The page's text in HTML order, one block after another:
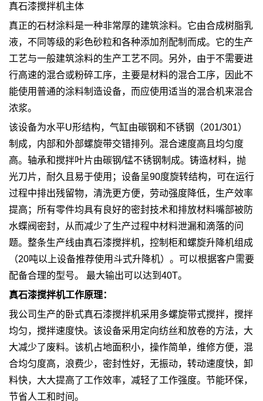
真石漆搅拌机主体
真正的石材涂料是一种非常厚的建筑涂料。它由合成树脂乳
液，不同等级的彩色砂粒和各种添加剂配制而成。它的生产
工艺与一般建筑涂料的生产工艺不同。另外，由于不需要进
行高速的混合或粉碎工序，主要是材料的混合工序，因此不
能使用普通的涂料制造设备，而应使用适当的混合机来混合
浓浆。
该设备为水平U形结构，气缸由碳钢和不锈钢（201/301）
制成，内部和外部螺旋带交错排列。混合速度高且均匀度
高。轴承和搅拌叶片由碳钢/锰不锈钢制成。铸造材料，抛
光刀片，耐久且易于使用；设备呈90度旋转结构，可在运行
过程中排出残留物，清洗更方便，劳动强度降低，生产效率
提高；所有零件均具有良好的密封技术和排放材料嘴部被防
水蝶阀密封，从而减少了生产过程中材料泄漏和滴落的问
题。整条生产线由真石漆搅拌机，控制柜和螺旋升降机组成
（20吨以上设备推荐使用斗式升降机）。可以根据客户需要
配备合理的型号。 最大输出可以达到40T。
真石漆搅拌机工作原理：
我公司生产的卧式真石漆搅拌机采用多螺旋带式搅拌，搅拌
均匀，搅拌速度快。该设备采用定向纺丝和放卷的方法，大
大减少了废料。该机占地面积小，操作简单，维修方便，混
合均匀度高，浪费少，密封性好，无振动，转动速度快，卸
料快，大大提高了工作效率，减轻了工作强度。节能环保，
节省人工和时间。